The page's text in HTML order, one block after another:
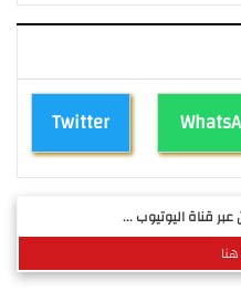
Twitter
عبر قناة اليوتيوب ...